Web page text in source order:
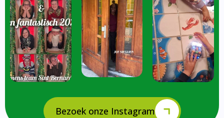
Bezoek onze Instagram